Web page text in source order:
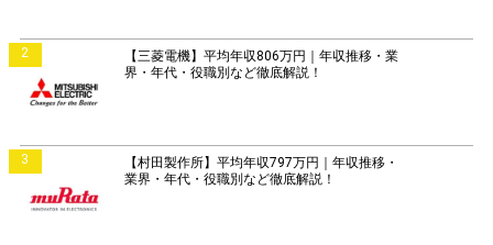
2
【三菱電機】平均年収806万円｜年収推移・業
界・年代・役職別など徹底解説！
3
【村田製作所】平均年収797万円｜年収推移・
業界・年代・役職別など徹底解説！